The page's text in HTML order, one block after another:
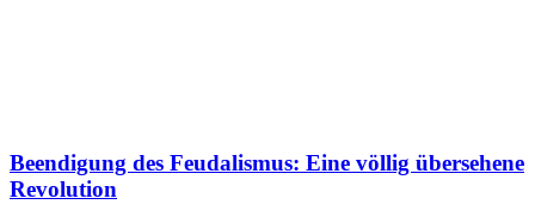
Beendigung des Feudalismus: Eine völlig übersehene
Revolution